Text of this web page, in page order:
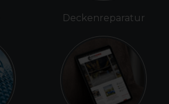
Deckenreparatur